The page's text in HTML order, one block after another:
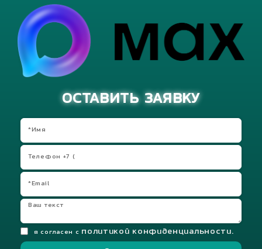
ОСТАВИТЬ ЗАЯВКУ
я согласен с политикой конфиденциальности.